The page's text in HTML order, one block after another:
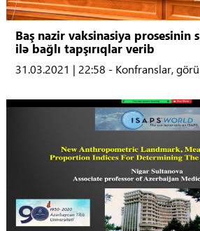
Baş nazir vaksinasiya prosesinin
ilə bağlı tapşırıqlar verib
31.03.2021 | 22:58 - Konfranslar,